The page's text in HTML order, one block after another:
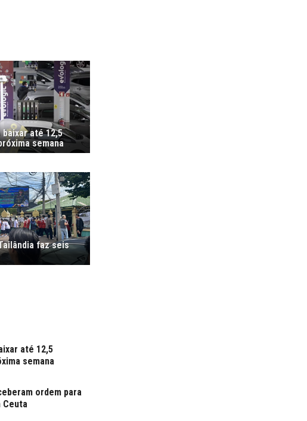
até 12,5
semana
faz seis
até 12,5
semana
ordem para
Ceuta